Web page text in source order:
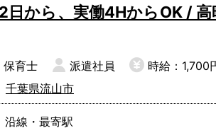
日から、実働4HからOK / 高
保育士 派遣社員
時給：1,700
千葉県流山市
沿線・最寄駅